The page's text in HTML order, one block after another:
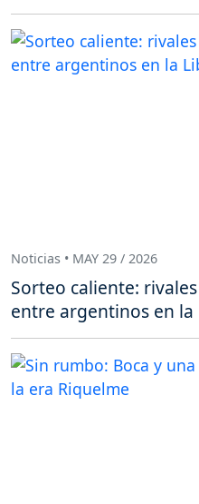
Noticias • MAY 29 / 2026
Sorteo caliente:
entre argentinos en